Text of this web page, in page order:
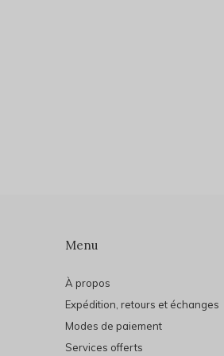
Menu
À propos
Expédition, retours et échanges
Modes de paiement
Services offerts